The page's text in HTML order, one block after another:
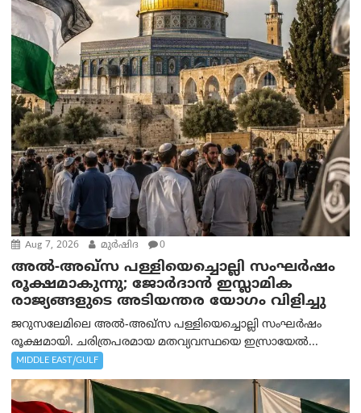
Aug 7, 2026 മുര്‍ഷിദ 0
അൽ-അഖ്‌സ പള്ളിയെച്ചൊല്ലി സംഘർഷം
രൂക്ഷമാകുന്നു; ജോർദാൻ ഇസ്ലാമിക
രാജ്യങ്ങളുടെ അടിയന്തര യോഗം വിളിച്ചു
ജറുസലേമിലെ അൽ-അഖ്‌സ പള്ളിയെച്ചൊല്ലി സംഘർഷം
രൂക്ഷമായി. ചരിത്രപരമായ മതവ്യവസ്ഥയെ ഇസ്രായേൽ...
MIDDLE EAST/GULF